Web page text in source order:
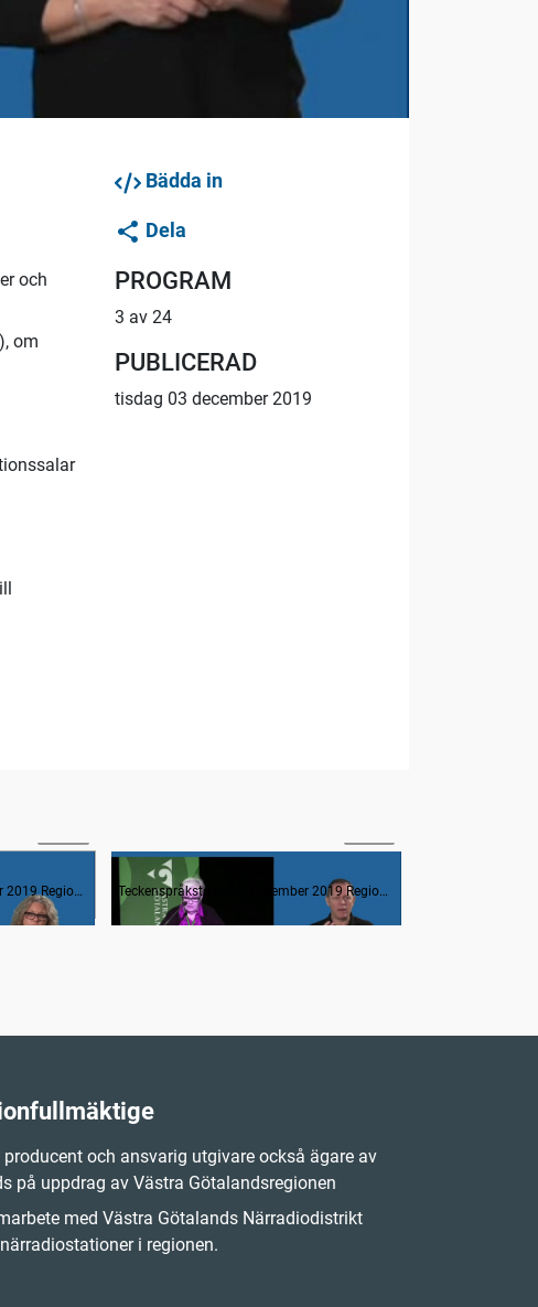
och
om
Bädda in
Dela
PROGRAM
3 av 24
PUBLICERAD
tisdag 03 december 2019
Teckenspråkstolkad 3 december 2019 Regionfullmäktige Teckenspråkstolkad 3 december 2019 Regionfullmäktige
och ansvarig utgivare också ägare av
på uppdrag av Västra Götalandsregionen
med Västra Götalands Närradiodistrikt
i regionen.